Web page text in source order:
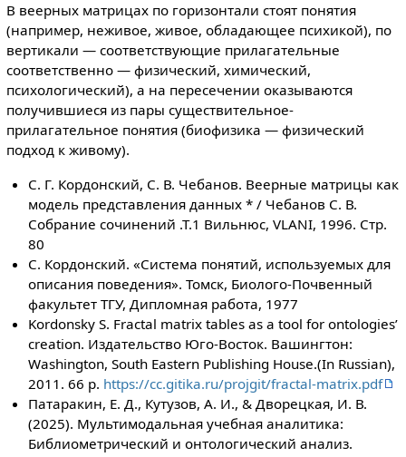
В веерных матрицах по горизонтали стоят понятия
(например, неживое, живое, обладающее психикой), по
вертикали — соответствующие прилагательные
соответственно — физический, химический,
психологический), а на пересечении оказываются
получившиеся из пары существительное-
прилагательное понятия (биофизика — физический
подход к живому).
С. Г. Кордонский, С. В. Чебанов. Веерные матрицы как
модель представления данных * / Чебанов С. В.
Собрание сочинений .Т.1 Вильнюс, VLANI, 1996. Стр.
80
С. Кордонский. «Система понятий, используемых для
описания поведения». Томск, Биолого-Почвенный
факультет ТГУ, Дипломная работа, 1977
Kordonsky S. Fractal matrix tables as a tool for ontologies’
creation. Издательство Юго-Восток. Вашингтон:
Washington, South Eastern Publishing House.(In Russian),
2011. 66 p. https://cc.gitika.ru/projgit/fractal-matrix.pdf
Патаракин, Е. Д., Кутузов, А. И., & Дворецкая, И. В.
(2025). Мультимодальная учебная аналитика:
Библиометрический и онтологический анализ.